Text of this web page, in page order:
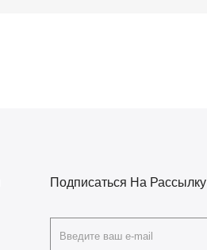
Подписаться На Рассылку